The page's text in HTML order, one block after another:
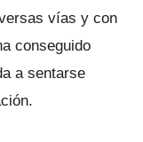
vías y con
conseguido
a sentarse